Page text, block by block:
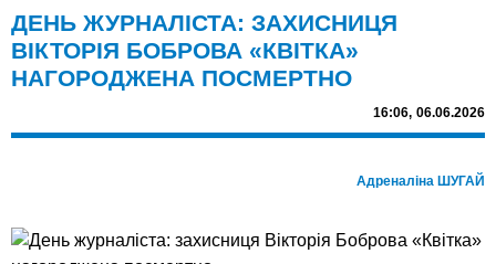
ДЕНЬ ЖУРНАЛІСТА: ЗАХИСНИЦЯ
ВІКТОРІЯ БОБРОВА «КВІТКА»
НАГОРОДЖЕНА ПОСМЕРТНО
16:06, 06.06.2026
Адреналіна ШУГАЙ